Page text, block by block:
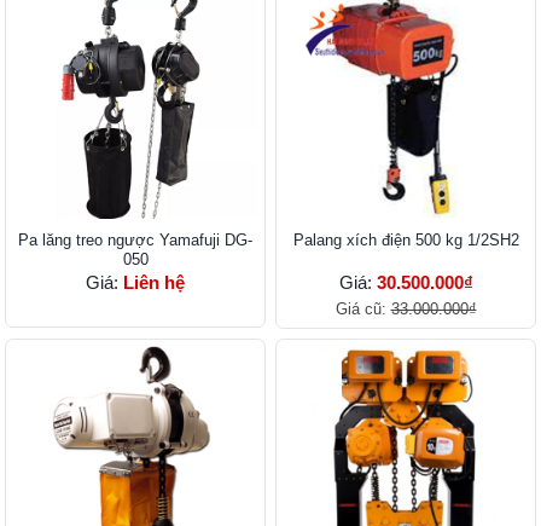
Pa lăng treo ngược Yamafuji DG-
050
Giá: Liên hệ
Palang xích điện 500 kg 1/2SH2
Giá: 30.500.000₫
Giá cũ:33.000.000₫